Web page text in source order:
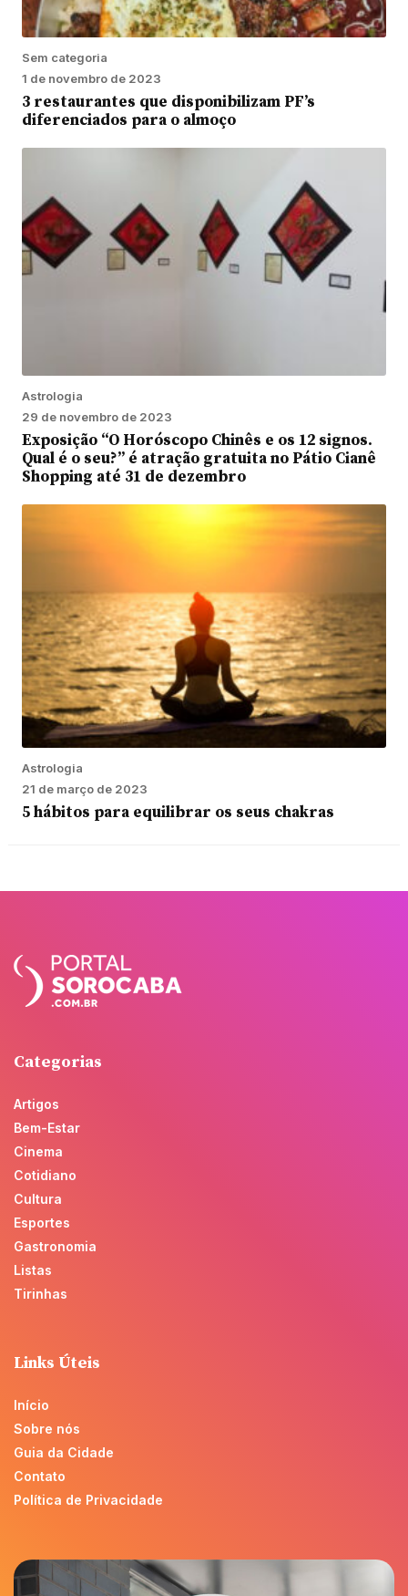
Sem categoria
1 de novembro de 2023
3 restaurantes que disponibilizam PF’s
diferenciados para o almoço
Astrologia
29 de novembro de 2023
Exposição “O Horóscopo Chinês e os 12 signos.
Qual é o seu?” é atração gratuita no Pátio Cianê
Shopping até 31 de dezembro
Astrologia
21 de março de 2023
5 hábitos para equilibrar os seus chakras
Categorias
Artigos
Bem-Estar
Cinema
Cotidiano
Cultura
Esportes
Gastronomia
Listas
Tirinhas
Links Úteis
Início
Sobre nós
Guia da Cidade
Contato
Política de Privacidade